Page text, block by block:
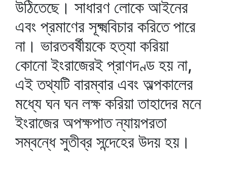
উঠিতেছে। সাধারণ লোকে আইনের
এবং প্রমাণের সূক্ষ্মবিচার করিতে পারে
না। ভারতবর্ষীয়কে হত্যা করিয়া
কোনো ইংরাজেরই প্রাণদণ্ড হয় না,
এই তথ্যটি বারম্বার এবং অল্পকালের
মধ্যে ঘন ঘন লক্ষ করিয়া তাহাদের মনে
ইংরাজের অপক্ষপাত ন্যায়পরতা
সম্বন্ধে সুতীব্র সন্দেহের উদয় হয়।